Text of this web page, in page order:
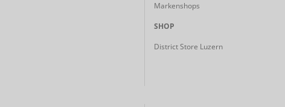
Markenshops
SHOP
District Store Luzern